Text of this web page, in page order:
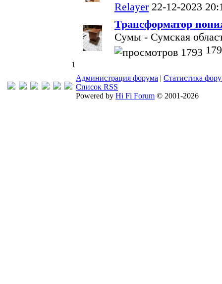
Relayer 22-12-2023
Трансформатор
Сумы - Сумская
1
Администрация форума | Статистика
Список RSS
Powered by Hi Fi Forum © 2001-2026